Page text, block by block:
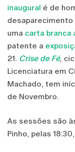
inaugural é de
desaparecimento
uma carta branca
patente a
21. Crise de Fé,
Licenciatura em
Machado, tem
de Novembro.
As sessões são
Pinho, pelas